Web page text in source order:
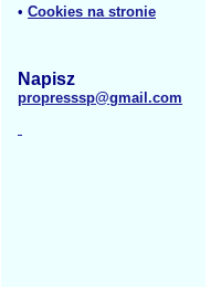
• Cookies na stronie
Napisz
propresssp@gmail.com